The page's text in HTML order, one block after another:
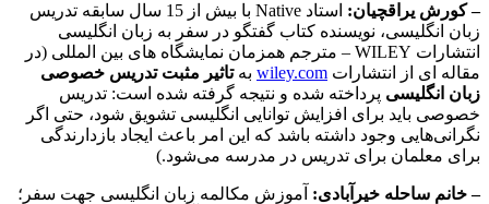
– کورش یراقچیان:
استاد Native با بیش از 15 سال سابقه تدریس
زبان انگلیسی، نویسنده کتاب گفتگو در سفر به زبان انگلیسی
انتشارات WILEY – مترجم همزمان نمایشگاه های بین المللی (در
مقاله ای از انتشارات wiley.com بهتاثیر مثبت تدریس خصوصی
زبان انگلیسی پرداخته شده و نتیجه گرفته شده است: تدریس
خصوصی باید برای افزایش توانایی انگلیسی تشویق شود، حتی اگر
نگرانی‌هایی وجود داشته باشد که این امر باعث ایجاد بازدارندگی
برای معلمان برای تدریس در مدرسه می‌شود.)
– خانم ساحله خیرآبادی: آموزش مکالمه زبان انگلیسی جهت سفر؛